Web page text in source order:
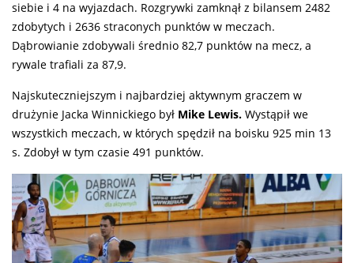
siebie i 4 na wyjazdach. Rozgrywki zamknął z bilansem 2482
zdobytych i 2636 straconych punktów w meczach.
Dąbrowianie zdobywali średnio 82,7 punktów na mecz, a
rywale trafiali za 87,9.
Najskuteczniejszym i najbardziej aktywnym graczem w
drużynie Jacka Winnickiego był Mike Lewis. Wystąpił we
wszystkich meczach, w których spędził na boisku 925 min 13
s. Zdobył w tym czasie 491 punktów.